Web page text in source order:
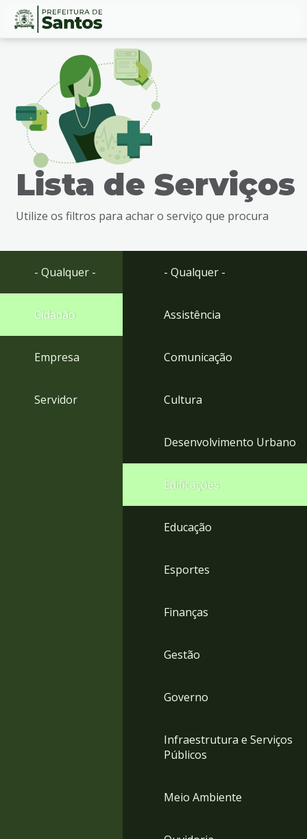
Ir
busca
Ir
rodapé
Conteúdo
Lista de Serviços
Utilize os filtros para achar o serviço que procura
- Qualquer -
Cidadão
Empresa
Servidor
- Qualquer -
Assistência
Comunicação
Cultura
Desenvolvimento Urbano
Edificações
Educação
Esportes
Finanças
Gestão
Governo
Infraestrutura e Serviços
Públicos
Meio Ambiente